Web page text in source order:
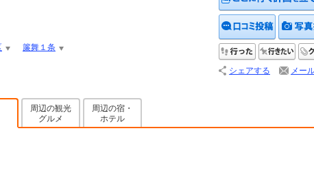
簾舞１条
クチコミ
行った 行
シェアする メー
周辺の観光
グルメ
周辺の宿・
ホテル